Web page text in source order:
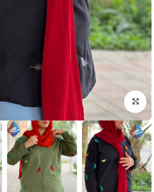
بزرگنمایی تصویر